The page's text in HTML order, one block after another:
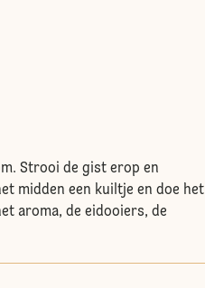
Strooi de gist erop en
midden een kuiltje en doe het
aroma, de eidooiers, de